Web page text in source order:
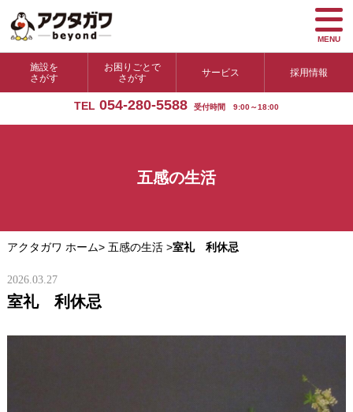
施設を
さがす
お困りごとで
さがす
サービス 採用情報
TEL 054-280-5588 受付時間 9:00～18:00
MENU
五感の生活
アクタガワ ホーム> 五感の生活>室礼 利休忌
2026.03.27
室礼 利休忌